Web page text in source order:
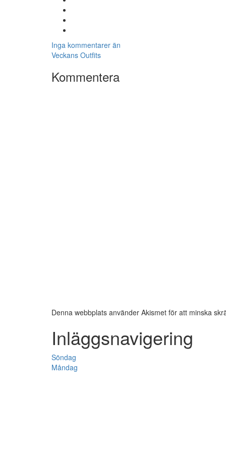
Inga kommentarer än
Veckans Outfits
Kommentera
Denna webbplats använder Akismet för att minska
Inläggsnavigering
Söndag
Måndag